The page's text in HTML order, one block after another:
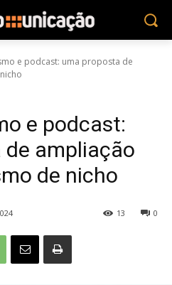
e podcast: uma proposta de
e podcast:
ampliação
de nicho
0
13